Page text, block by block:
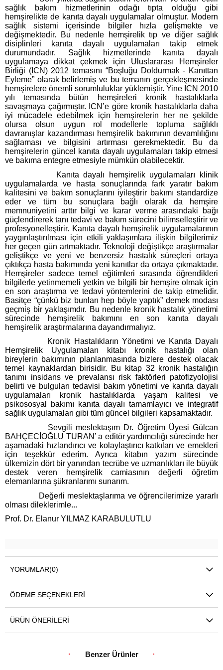
sağlık bakım hizmetlerinin odağı tıpta olduğu gibi
hemşirelikte de kanıta dayalı uygulamalar olmuştur. Modern
sağlık sistemi içerisinde bilgiler hızla gelişmekte ve
değişmektedir. Bu nedenle hemşirelik tıp ve diğer sağlık
disiplinleri kanıta dayalı uygulamaları takip etmek
durumundadır. Sağlık hizmetlerinde kanıta dayalı
uygulamaya dikkat çekmek için Uluslararası Hemşireler
Birliği (ICN) 2012 temasını “Boşluğu Doldurmak - Kanıttan
Eyleme” olarak belirlemiş ve bu temanın gerçekleşmesinde
hemşirelere önemli sorumluluklar yüklemiştir. Yine ICN 2010
yılı temasında bütün hemşireleri kronik hastalıklarla
savaşmaya çağırmıştır. ICN’e göre kronik hastalıklarla daha
iyi mücadele edebilmek için hemşirelerin her ne şekilde
olursa olsun uygun rol modellerle topluma sağlıklı
davranışlar kazandırması hemşirelik bakımının devamlılığını
sağlaması ve bilgisini artırması gerekmektedir. Bu da
hemşirelerin güncel kanıta dayalı uygulamaları takip etmesi
ve bakıma entegre etmesiyle mümkün olabilecektir.
Kanıta dayalı hemşirelik uygulamaları klinik
uygulamalarda ve hasta sonuçlarında fark yaratır bakım
kalitesini ve bakım sonuçlarını iyileştirir bakımı standardize
eder ve tüm bu sonuçlara bağlı olarak da hemşire
memnuniyetini arttır bilgi ve karar verme arasındaki bağı
güçlendirerek tanı tedavi ve bakım sürecini bilimselleştirir ve
profesyonelleştirir. Kanıta dayalı hemşirelik uygulamalarının
yaygınlaştırılması için etkili yaklaşımlara ilişkin bilgilerimiz
her geçen gün artmaktadır. Teknoloji değiştikçe araştırmalar
geliştikçe ve yeni ve benzersiz hastalık süreçleri ortaya
çıktıkça hasta bakımında yeni kanıtlar da ortaya çıkmaktadır.
Hemşireler sadece temel eğitimleri sırasında öğrendikleri
bilgilerle yetinmemeli yetkin ve bilgili bir hemşire olmak için
en son araştırma ve tedavi yöntemlerini de takip etmelidir.
Basitçe “çünkü biz bunları hep böyle yaptık” demek modası
geçmiş bir yaklaşımdır. Bu nedenle kronik hastalık yönetimi
sürecinde hemşirelik bakımını en son kanıta dayalı
hemşirelik araştırmalarına dayandırmalıyız.
Kronik Hastalıkların Yönetimi ve Kanıta Dayalı
Hemşirelik Uygulamaları kitabı kronik hastalığı olan
bireylerin bakımının planlanmasında bizlere destek olacak
temel kaynaklardan birisidir. Bu kitap 32 kronik hastalığın
tanımı insidans ve prevalansı risk faktörleri patofizyolojisi
belirti ve bulguları tedavisi bakım yönetimi ve kanıta dayalı
uygulamaları kronik hastalıklarda yaşam kalitesi ve
psikososyal bakımı kanıta dayalı tamamlayıcı ve integratif
sağlık uygulamaları gibi tüm güncel bilgileri kapsamaktadır.
Sevgili meslektaşım Dr. Öğretim Üyesi Gülcan
BAHÇECİOĞLU TURAN’ a editör yardımcılığı sürecinde her
aşamadaki hızlandırıcı ve kolaylaştırıcı katkıları ve emekleri
için teşekkür ederim. Ayrıca kitabın yazım sürecinde
ülkemizin dört bir yanından tecrübe ve uzmanlıkları ile büyük
destek veren hemşirelik camiasının değerli öğretim
elemanlarına şükranlarımı sunarım.
Değerli meslektaşlarıma ve öğrencilerimize yararlı
olması dileklerimle...
Prof. Dr. Elanur YILMAZ KARABULUTLU
YORUMLAR(0)
ÖDEME SEÇENEKLERI
ÜRÜN ÖNERILERI
Benzer Ürünler